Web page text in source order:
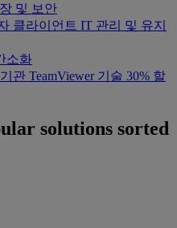
및 보안
클라이언트 IT 관리 및 유지
소화
관 TeamViewer 기술 30% 할
solutions sorted